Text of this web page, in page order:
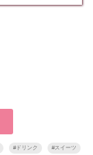
#ドリンク #スイーツ